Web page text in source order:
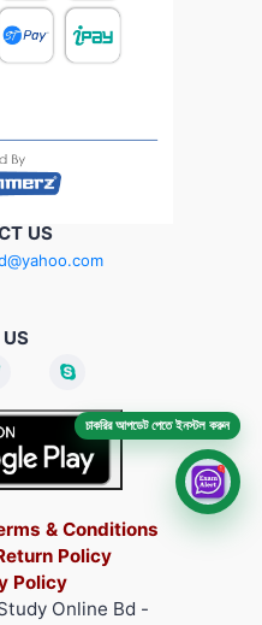
US
& Conditions
Policy
Policy
Online Bd -
চাকরির আপডেট পেতে ইনস্টল করুন